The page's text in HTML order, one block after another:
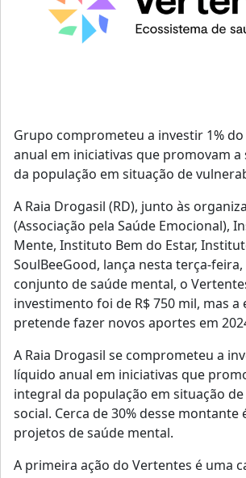
Grupo comprometeu a investir 1%
anual em iniciativas que promovam
da população em situação de
A Raia Drogasil (RD), junto às
(Associação pela Saúde Emocional),
Mente, Instituto Bem do Estar,
SoulBeeGood, lança nesta terça-
conjunto de saúde mental, o
investimento foi de R$ 750 mil, mas a
pretende fazer novos aportes em
A Raia Drogasil se comprometeu a
líquido anual em iniciativas que
integral da população em situação
social. Cerca de 30% desse montante
projetos de saúde mental.
A primeira ação do Vertentes é uma